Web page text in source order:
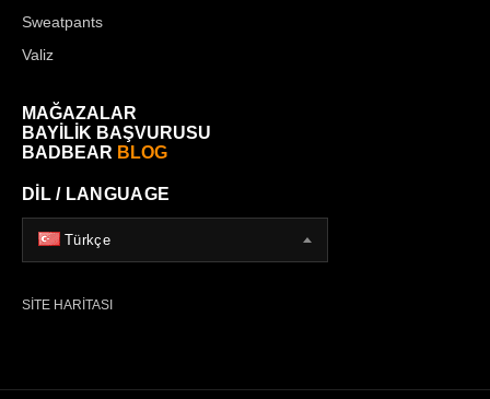
Sweatpants
Valiz
MAĞAZALAR
BAYİLİK BAŞVURUSU
BADBEAR BLOG
DİL / LANGUAGE
Türkçe
SİTE HARİTASI